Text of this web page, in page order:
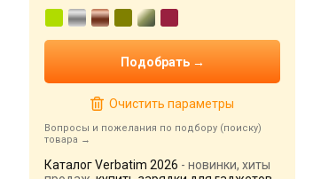
Очистить параметры
Вопросы и пожелания по подбору (поиску)
товара
Каталог Verbatim 2026 - новинки, хиты